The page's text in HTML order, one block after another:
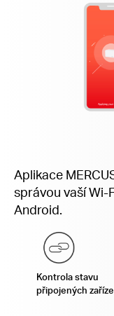
Aplikace
správou vaší Wi-
Android.
Kontrola stavu
připojených